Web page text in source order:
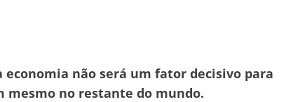
não será um fator decisivo para
mesmo no restante do mundo.